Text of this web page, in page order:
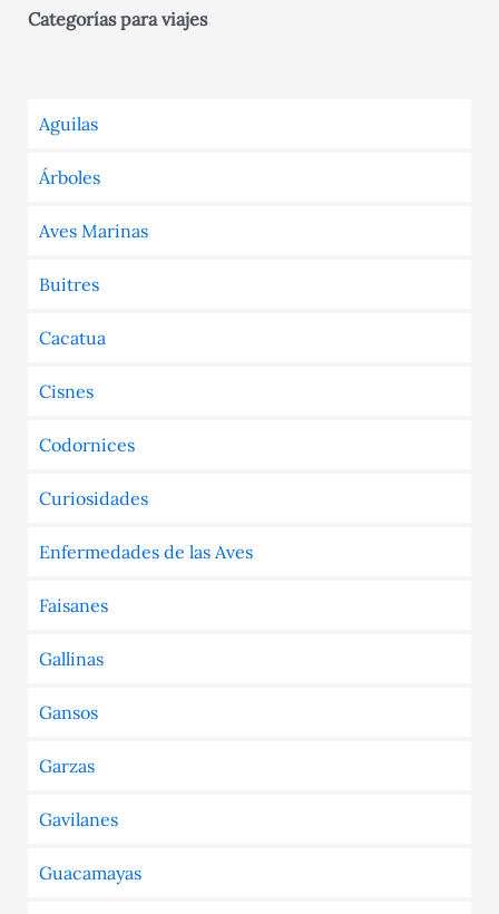
Categorías para viajes
Aguilas
Árboles
Aves Marinas
Buitres
Cacatua
Cisnes
Codornices
Curiosidades
Enfermedades de las Aves
Faisanes
Gallinas
Gansos
Garzas
Gavilanes
Guacamayas